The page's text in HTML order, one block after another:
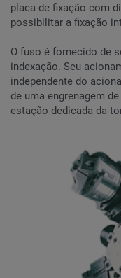
placa de fixação com
possibilitar a fixação
O fuso é fornecido de
indexação. Seu
independente do
de uma engrenagem
estação dedicada da